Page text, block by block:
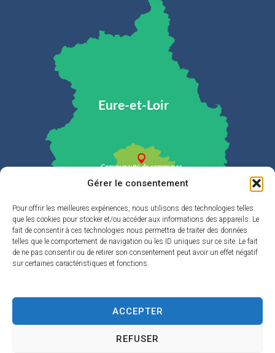
Gérer le consentement
Pour offrir les meilleures expériences, nous utilisons des technologies telles
que les cookies pour stocker et/ou accéder aux informations des appareils. Le
fait de consentir à ces technologies nous permettra de traiter des données
telles que le comportement de navigation ou les ID uniques sur ce site. Le fait
de ne pas consentir ou de retirer son consentement peut avoir un effet négatif
sur certaines caractéristiques et fonctions.
ACCEPTER
REFUSER
Plan du site
La Cdc
Enfance & jeunesse
Développement durable & Cadre de vie